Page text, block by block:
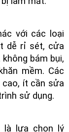
với các loại
dễ rỉ sét, cửa
bám bụi,
mềm. Các
ít cần sửa
sử dụng.
là lựa chọn lý